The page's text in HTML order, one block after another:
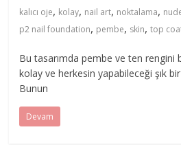
kalıcı oje, kolay, nail art, noktalama,
p2 nail foundation, pembe, skin,top
Bu tasarımda pembe ve ten rengini
kolay ve herkesin yapabileceği şık
Bunun
Devam